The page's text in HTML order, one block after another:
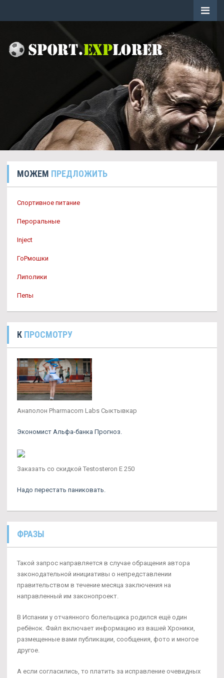
МОЖЕМ ПРЕДЛОЖИТЬ
Спортивное питание
Пероральные
Inject
ГоРмошки
Липолики
Пепы
К ПРОСМОТРУ
Анаполон Pharmacom Labs Сыктывкар
Экономист Альфа-банка Прогноз.
Заказать со скидкой Testosteron E 250
Надо перестать паниковать.
ФРАЗЫ
Такой запрос направляется в случае обращения автора
законодательной инициативы о непредставлении
правительством в течение месяца заключения на
направленный им законопроект.
В Испании у отчаянного болельщика родился ещё один
ребёнок. Файл включает информацию из вашей Хроники,
размещенные вами публикации, сообщения, фото и многое
другое.
А если согласились, то платить за исправление очевидных